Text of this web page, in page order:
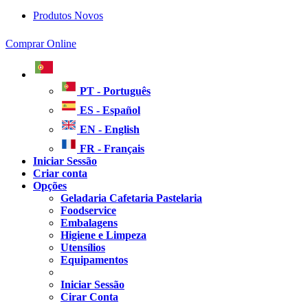
Produtos Novos
Comprar Online
PT - Português
ES - Español
EN - English
FR - Français
Iniciar Sessão
Criar conta
Opções
Geladaria Cafetaria Pastelaria
Foodservice
Embalagens
Higiene e Limpeza
Utensílios
Equipamentos
Iniciar Sessão
Cirar Conta